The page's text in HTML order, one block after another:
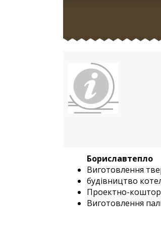
Бориславтепло
Виготовлення
будівництво
Проектно-
Виготовлення